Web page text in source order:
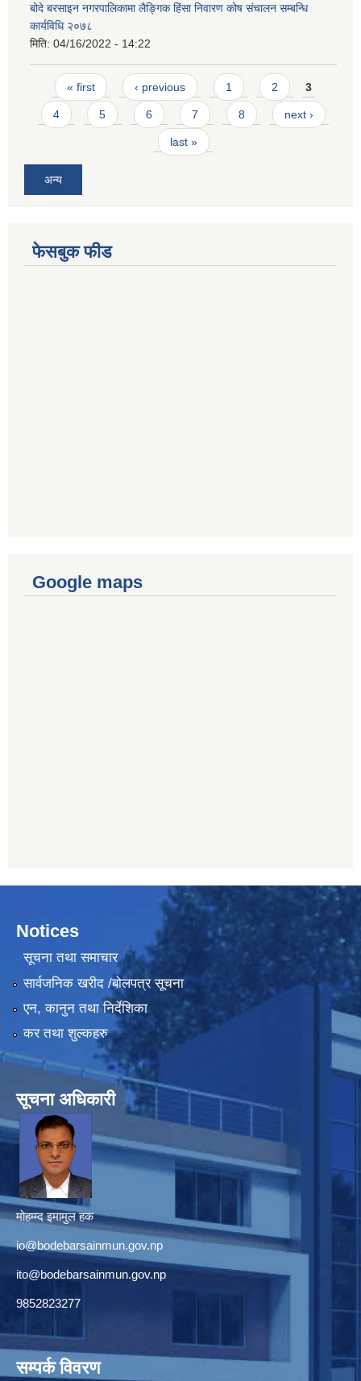
बोदे बरसाइन नगरपालिकामा लैङ्गिक हिंसा निवारण कोष संचालन सम्बन्धि
कार्यविधि २०७८
मिति: 04/16/2022 - 14:22
Pages
« first ‹ previous 1 2 3
4 5 6 7 8 next ›
last »
अन्य
फेसबुक फीड
Google maps
Notices
सूचना तथा समाचार
सार्वजनिक खरीद /बोलपत्र सूचना
एन, कानुन तथा निर्देशिका
कर तथा शुल्कहरु
सूचना अधिकारी
मोहम्म्द इमामुल हक
io@bodebarsainmun.gov.np
ito@bodebarsainmun.gov.np
9852823277
सम्पर्क विवरण